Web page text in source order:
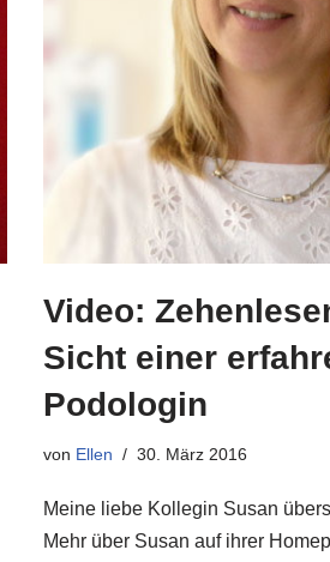
Video:
Sicht einer
Podologin
von Ellen 30. März 2016
Meine liebe Kollegin Susan
Mehr über Susan auf ihrer